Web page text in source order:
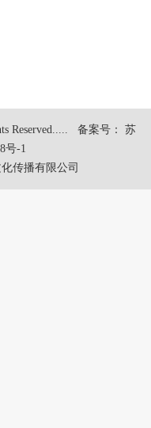
Reserved.....备案号： 苏
号-1
传播有限公司